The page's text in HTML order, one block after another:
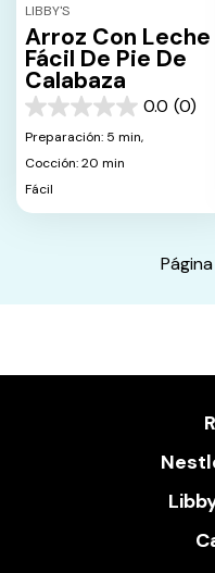
LIBBY'S
Arroz Con Leche
Fácil De Pie De
Calabaza
0.0 (0)
0.0
de
estrellas.
Preparación: 5 min,
Cocción: 20 min
Fácil
Página